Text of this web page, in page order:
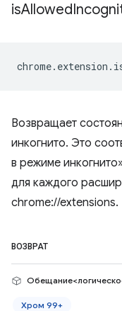
isAllowed
chrome. extension .
Возвращает
инкогнито. Это
в режиме
для каждого
chrome://extensions.
ВОЗВРАТ
Хром 99+